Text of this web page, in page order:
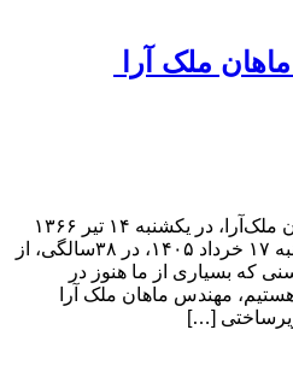
ملک آرا
به قلم دکتر ملیکا ملک آرا ماهان ملک‌آرا، در یکشنبه ۱۴ تیر ۱۳۶۶
چشم به جهان گشود و در یکشنبه ۱۷ خرداد ۱۴۰۵، در ۳۸سالگی، از
که بسیاری از ما هنوز در
مهندس ماهان ملک آرا
[…]